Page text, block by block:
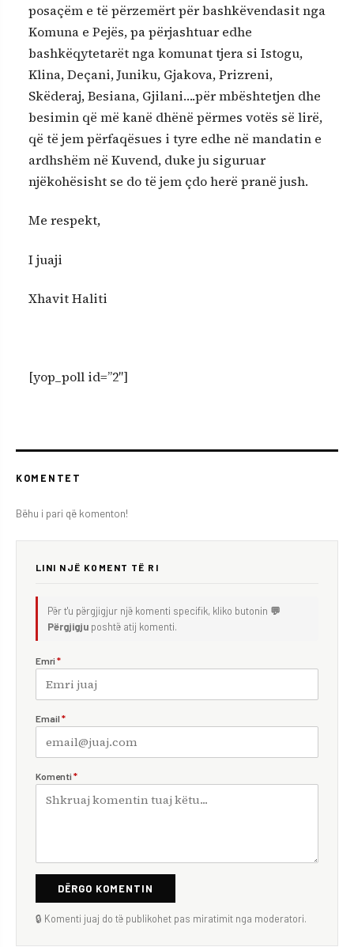
posaçëm e të përzemërt për bashkëvendasit nga
Komuna e Pejës, pa përjashtuar edhe
bashkëqytetarët nga komunat tjera si Istogu,
Klina, Deçani, Juniku, Gjakova, Prizreni,
Skëderaj, Besiana, Gjilani….për mbështetjen dhe
besimin që më kanë dhënë përmes votës së lirë,
që të jem përfaqësues i tyre edhe në mandatin e
ardhshëm në Kuvend, duke ju siguruar
njëkohësisht se do të jem çdo herë pranë jush.
Me respekt,
I juaji
Xhavit Haliti
[yop_poll id=”2″]
KOMENTET
Bëhu i pari që komenton!
LINI NJË KOMENT TË RI
Për t'u përgjigjur një komenti specifik, kliko butonin 💬
Përgjigju poshtë atij komenti.
Emri *
Email *
Komenti *
DËRGO KOMENTIN
🔒 Komenti juaj do të publikohet pas miratimit nga moderatori.